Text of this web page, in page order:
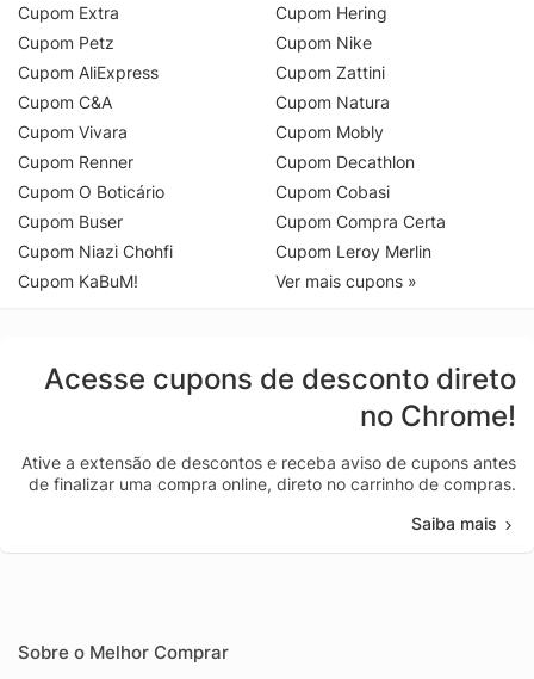
Cupom Extra
Cupom Petz
Cupom AliExpress
Cupom C&A
Cupom Vivara
Cupom Renner
Cupom O Boticário
Cupom Buser
Cupom Niazi Chohfi
Cupom KaBuM!
Cupom Hering
Cupom Nike
Cupom Zattini
Cupom Natura
Cupom Mobly
Cupom Decathlon
Cupom Cobasi
Cupom Compra Certa
Cupom Leroy Merlin
Ver mais cupons »
Acesse cupons de desconto direto
no Chrome!
Ative a extensão de descontos e receba aviso de cupons antes
de finalizar uma compra online, direto no carrinho de compras.
Saiba mais
Sobre o Melhor Comprar